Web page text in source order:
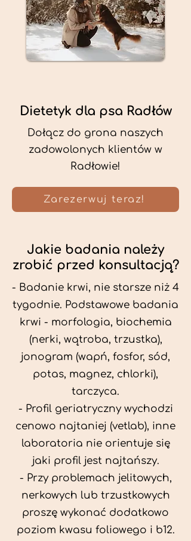
Dietetyk dla psa Radłów
Dołącz do grona naszych
zadowolonych klientów w
Radłowie!
Zarezerwuj teraz!
Jakie badania należy
zrobić przed konsultacją?
- Badanie krwi, nie starsze niż 4
tygodnie. Podstawowe badania
krwi - morfologia, biochemia
(nerki, wątroba, trzustka),
jonogram (wapń, fosfor, sód,
potas, magnez, chlorki),
tarczyca.
- Profil geriatryczny wychodzi
cenowo najtaniej (vetlab), inne
laboratoria nie orientuje się
jaki profil jest najtańszy.
- Przy problemach jelitowych,
nerkowych lub trzustkowych
proszę wykonać dodatkowo
poziom kwasu foliowego i b12.